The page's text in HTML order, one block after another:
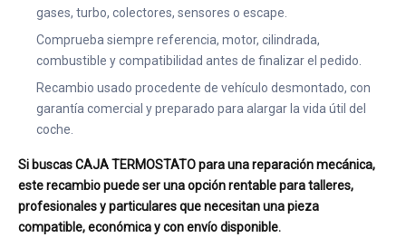
gases, turbo, colectores, sensores o escape.
Comprueba siempre referencia, motor, cilindrada,
combustible y compatibilidad antes de finalizar el pedido.
Recambio usado procedente de vehículo desmontado, con
garantía comercial y preparado para alargar la vida útil del
coche.
Si buscas CAJA TERMOSTATO para una reparación mecánica,
este recambio puede ser una opción rentable para talleres,
profesionales y particulares que necesitan una pieza
compatible, económica y con envío disponible.